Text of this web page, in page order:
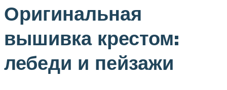
Оригинальная
вышивка крестом:
лебеди и пейзажи